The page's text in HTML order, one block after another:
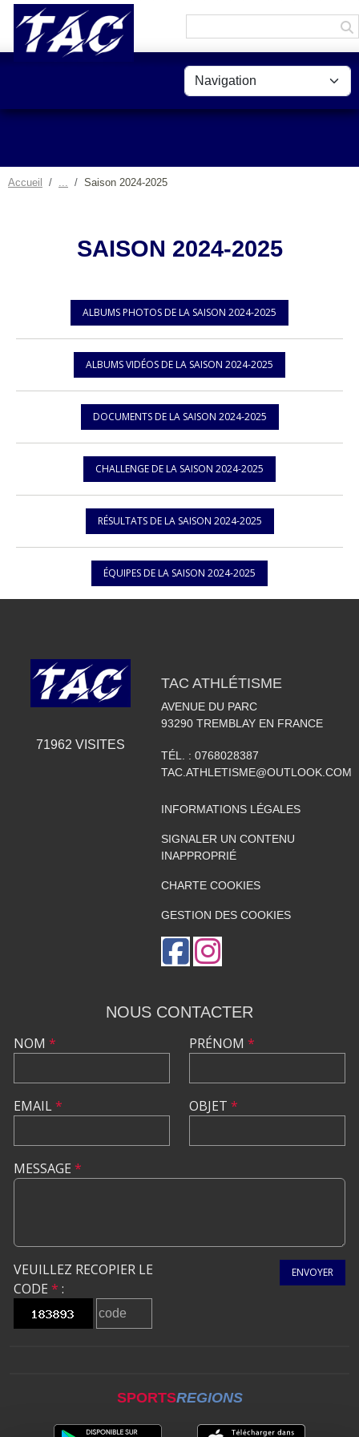
Accueil Saison 2024-2025
SAISON 2024-2025
ALBUMS PHOTOS DE LA SAISON 2024-2025
ALBUMS VIDÉOS DE LA SAISON 2024-2025
DOCUMENTS DE LA SAISON 2024-2025
CHALLENGE DE LA SAISON 2024-2025
RÉSULTATS DE LA SAISON 2024-2025
ÉQUIPES DE LA SAISON 2024-2025
71962 VISITES
TAC ATHLÉTISME
AVENUE DU PARC
93290 TREMBLAY EN FRANCE
TÉL. : 0768028387
TAC.ATHLETISME@OUTLOOK.COM
INFORMATIONS LÉGALES
SIGNALER UN CONTENU
INAPPROPRIÉ
CHARTE COOKIES
GESTION DES COOKIES
NOUS CONTACTER
NOM *
EMAIL*
PRÉNOM *
OBJET *
MESSAGE *
VEUILLEZ RECOPIER LE
CODE * :
ENVOYER
SPORTSREGIONS
Panneau de gestion des cookies